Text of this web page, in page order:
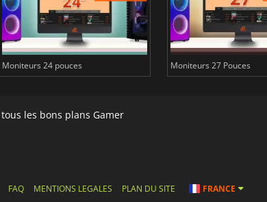
Moniteurs 24 pouces Moniteurs 27 Pouces
les bons plans Gamer
FAQ MENTIONS LEGALES PLAN DU SITE FRANCE